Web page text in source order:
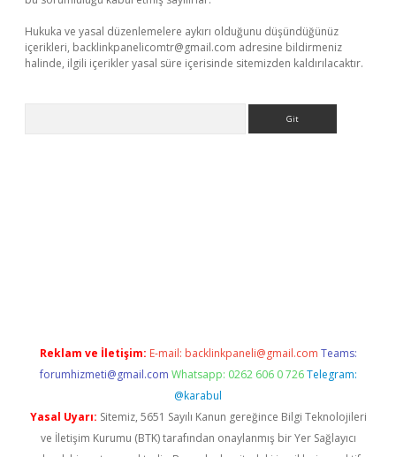
Hukuka ve yasal düzenlemelere aykırı olduğunu düşündüğünüz
içerikleri, backlinkpanelicomtr@gmail.com adresine bildirmeniz
halinde, ilgili içerikler yasal süre içerisinde sitemizden kaldırılacaktır.
Reklam ve İletişim: E-mail: backlinkpaneli@gmail.com Teams:
forumhizmeti@gmail.com Whatsapp: 0262 606 0 726 Telegram:
@karabul
Yasal Uyarı: Sitemiz, 5651 Sayılı Kanun gereğince Bilgi Teknolojileri
ve İletişim Kurumu (BTK) tarafından onaylanmış bir Yer Sağlayıcı